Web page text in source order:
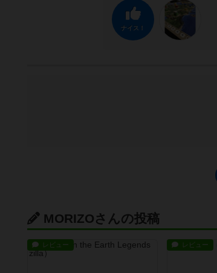
ナイス！
MORIZOさんの投稿
レビュー レビュー